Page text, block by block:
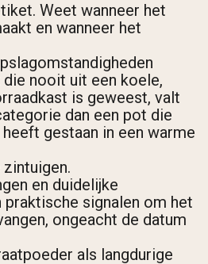
Weet wanneer het
en wanneer het
nooit uit een koele,
is geweest, valt
dan een pot die
gestaan in een warme
en duidelijke
signalen om het
ongeacht de datum
als langdurige